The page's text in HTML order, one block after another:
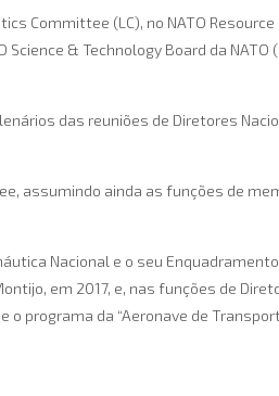
Committee (LC), no NATO Resource
& Technology Board da NATO
das reuniões de Diretores
assumindo ainda as funções de
Nacional e o seu
em 2017, e, nas funções de
o programa da “Aeronave de